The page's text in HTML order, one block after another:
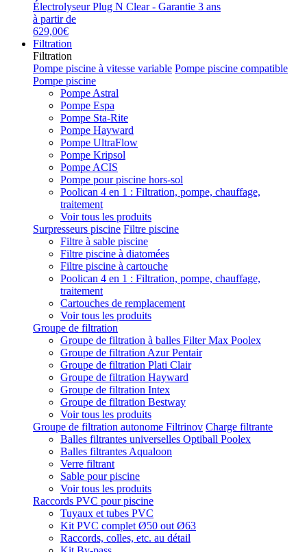
Électrolyseur Plug N Clear - Garantie 3 ans
à partir de
629,00€
Filtration
Filtration
Pompe piscine à vitesse variable Pompe piscine compatible
Pompe piscine
Pompe Astral
Pompe Espa
Pompe Sta-Rite
Pompe Hayward
Pompe UltraFlow
Pompe Kripsol
Pompe ACIS
Pompe pour piscine hors-sol
Poolican 4 en 1 : Filtration, pompe, chauffage,
traitement
Voir tous les produits
Surpresseurs piscine Filtre piscine
Filtre à sable piscine
Filtre piscine à diatomées
Filtre piscine à cartouche
Poolican 4 en 1 : Filtration, pompe, chauffage,
traitement
Cartouches de remplacement
Voir tous les produits
Groupe de filtration
Groupe de filtration à balles Filter Max Poolex
Groupe de filtration Azur Pentair
Groupe de filtration Plati Clair
Groupe de filtration Hayward
Groupe de filtration Intex
Groupe de filtration Bestway
Voir tous les produits
Groupe de filtration autonome Filtrinov Charge filtrante
Balles filtrantes universelles Optiball Poolex
Balles filtrantes Aqualoon
Verre filtrant
Sable pour piscine
Voir tous les produits
Raccords PVC pour piscine
Tuyaux et tubes PVC
Kit PVC complet Ø50 out Ø63
Raccords, colles, etc. au détail